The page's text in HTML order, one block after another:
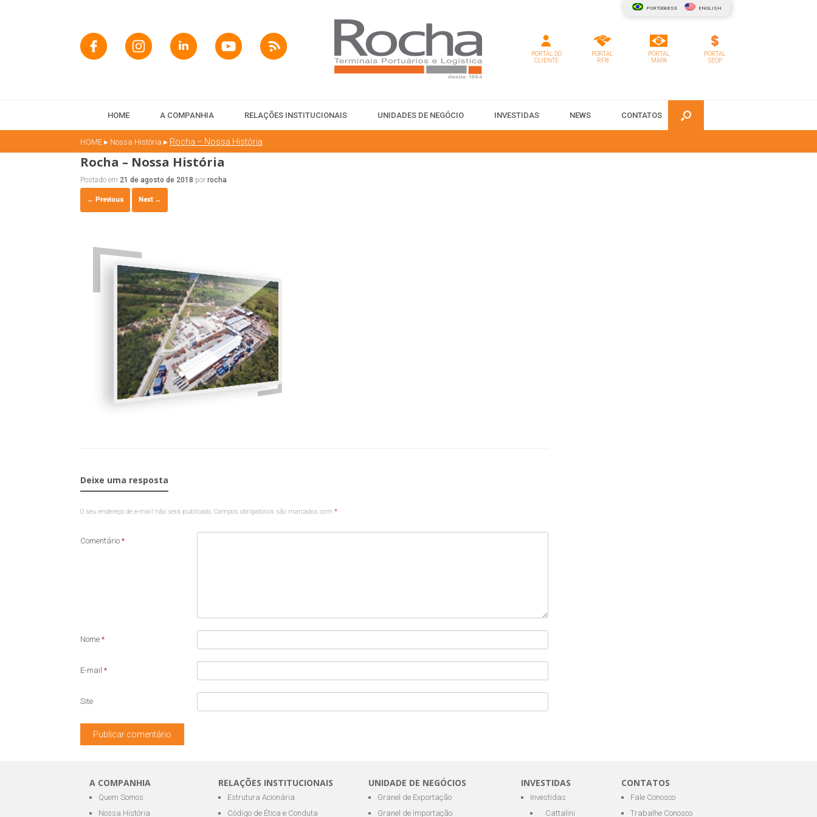
PORTUGUESE ENGLISH
PORTAL DO
CLIENTE
PORTAL
RFB
PORTAL
MAPA
PORTAL
SEOP
HOME A COMPANHIA RELAÇÕES INSTITUCIONAIS UNIDADES DE NEGÓCIO INVESTIDAS NEWS CONTATOS
HOME ▸ Nossa História ▸ Rocha – Nossa História
Rocha – Nossa História
Postado em 21 de agosto de 2018 por rocha
← Previous Next →
Deixe uma resposta
O seu endereço de e-mail não será publicado. Campos obrigatórios são marcados com *
Comentário *
Nome *
E-mail *
Site
A COMPANHIA
Quem Somos
Nossa História
RELAÇÕES INSTITUCIONAIS
Estrutura Acionária
Código de Ética e Conduta
UNIDADE DE NEGÓCIOS
Granel de Exportação
Granel de Importação
INVESTIDAS
Investidas
Cattalini
CONTATOS
Fale Conosco
Trabalhe Conosco